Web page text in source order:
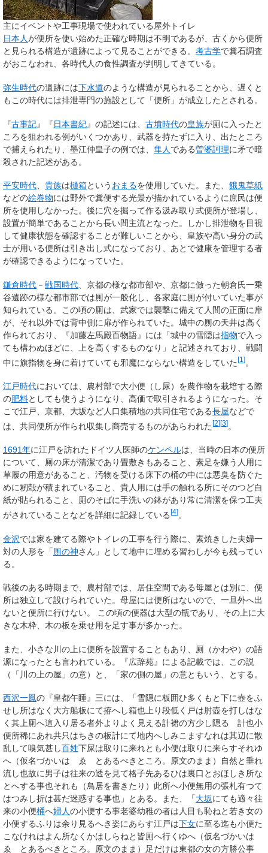
主にイベントや工事現場で使われている屋外トイレ
日本人が便所を使い始めた正確な時期は不明であるが、古くから便所
と見られる構造が遺跡によって見ることができる。 考古学で糞石調査
がおこなわれ、各時代人の食性調査が判明してきている。
弥生時代の遺跡には下水道のような構造が見られることから、遅くと
もこの時代には排泄専門の施設として「便所」が成立したとされる。
『古事記』『日本書紀』の記述には、 古墳時代の皇族が厠に入ったと
ころを狙われる例がいくつかあり、武器を持たずに入り、出たところ
で捕えられたり、墨江仲皇子の例では、 隼人 である曽婆訶理に矛で暗
殺された記述がある。
平安時代、 貴族は樋箱という おまるを使用していた。また、 餓鬼草紙
などの絵巻物には野外で糞便する光景が描かれているように庶民は便
所を使用しなかった。後に穴を掘って作る汲み取り式便所が登場し、
設置が簡単であることから長い間主流となった。しかし排泄物を目視
して健康状態を確認することが難しいことから、皇族や高い身分の武
士が用いる便所は引き出し式になっており、あとで健康を管理する者
が確認できるようになっていた。
鎌倉時代 － 戦国時代 、京都の様な都市部や、京都に倣った朝倉氏一乗
谷遺跡の様な都市部では厠が一般化し、各家庭に厠が付いていた事が
知られている。この頃の厠は、武家では襲撃に備えて人間の正面に扉
が、それ以外では背中側に扉が作られていた。城中の厠の天井は高く
作られており、『加藤左馬殿百物語』には「城中の雪隠は指物で入っ
ても構わぬほどに、上を高くするものなり」と記述されており、戦闘
中に旗指物を身に着けていても邪魔にならない構造をしていた[1 ]。
江戸時代においては、農村部で大小便（し尿）を農作物を栽培する際
の肥料としても使うようになり、高価で取引されるようになった。そ
こで江戸、京都、大坂など人口集積地の共同住宅である長屋などで
は、共同便所が作られ収集し商売するものがあらわれた [2][3] 。
1691年に江戸を訪れたドイツ人医師のケンペルは、当時の日本の便所
について、厠の床が清潔であり畳敷きもあること、素足を嫌う人用に
草履の用意があること、汚物を受ける床下の桶の中には悪臭を防ぐた
めに籾殻が積まれていること、貴人用には手の触れる所にそのつど白
紙が貼られること、厠のそばに手洗いの鉢があり常に清潔を保つ工夫
がされていることなどを詳細に記録している [4] 。
金沢では家を建てる際やトイレの工事を行う際に、素焼きした夫婦一
対の人形を「厠の神さん」として地中に埋める習わしが今も残ってい
る。
戦後のある時期まで、農村部では、居住空間である母屋とは別に、便
所は独立して設けられていた。母屋には便所はないので、一旦外へ出
ないと便所に行けない。 この頃の便器は大型の瓶であり、その上に大
きな木枠、木の板を乗せ用を足す事が多かった。
また、小さな川の上に便所を設置することもあり、厠（かわや）の語
源になったとも言われている。『広辞苑』による記載では、この説
（「川の上の屋」の意）と、「家の側の屋」の意ともいう、とする。
西沢一鳳の『皇都午睡』三には、「雪隠に板囲ひ多くもと下に壺をふ
せし所はなく大方船板にて拵へし箱也上り段低く戸は肘壺を打しはな
く其上厠へ這入り居る者外よりよく見える計裙の方少し隠るゝ計也小
便所稀にあれ共只はちきの板計にて地内へしみこますなれは其辺に散
乱して嗅気甚し百姓下屎は取りに来れとも小便は取りに来らすそれゆ
へ（仮名づかいは ゑ とあるべきところ。原文のまま）自然と垂れ
流し也故に男子は往来の透を見て格子先あるひは裏口とおほしき所な
とへする事也それも（鳥居を書きたり）此所へ小便無用の張札有つて
はつみし折は甚だ迷惑する事也」とある。また、「大坂にても適々往
来の小便桶へ婦人の小便する事老婆幼稚の者は人目も恥ねと若き女の
小便するふりは余り見るへき姿にあらす江戸は下女に至る迄も小便た
こなけれはよん所なくかはしらねと皆厠へ行くゆへ（仮名づかいは
ゑ とあるべきところ。原文のまま）足だけは東都の女の方勝公事